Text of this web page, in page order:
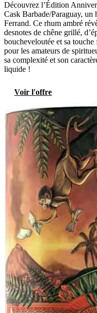
Découvrez l’Édition
Cask Barbade/Paraguay, un
Ferrand. Ce rhum ambré
desnotes de chêne grillé,
boucheveloutée et sa
pour les amateurs de
sa complexité et son
liquide !
Voir l'offre